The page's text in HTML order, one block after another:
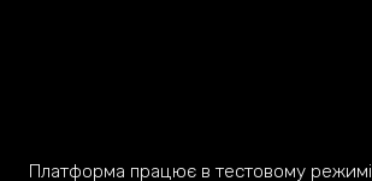
Платформа працює в тестовому